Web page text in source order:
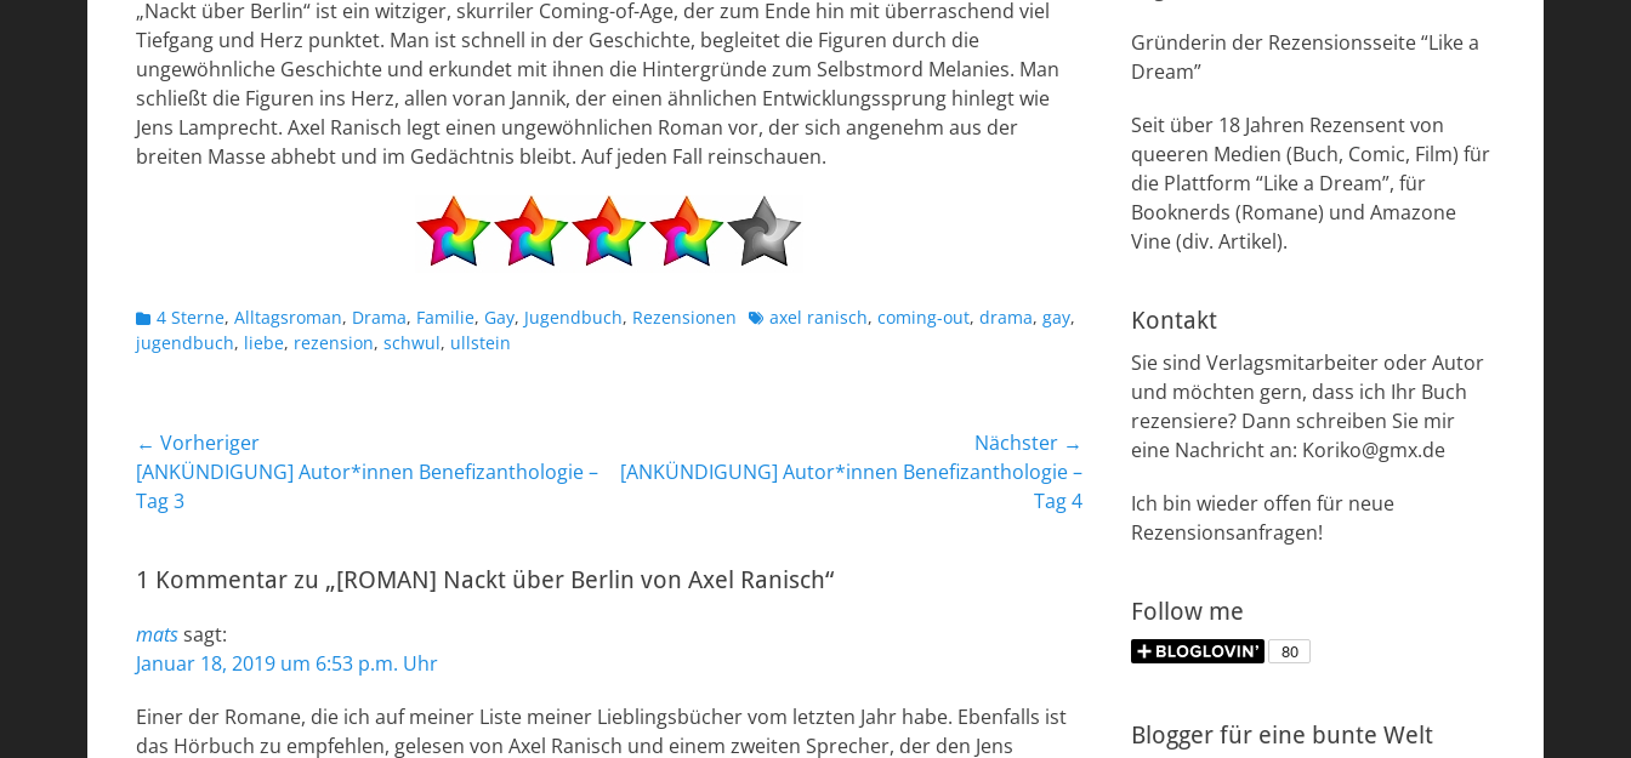
„Nackt über Berlin“ ist ein witziger, skurriler Coming-of-Age, der zum Ende hin mit überraschend viel
Tiefgang und Herz punktet. Man ist schnell in der Geschichte, begleitet die Figuren durch die
ungewöhnliche Geschichte und erkundet mit ihnen die Hintergründe zum Selbstmord Melanies. Man
schließt die Figuren ins Herz, allen voran Jannik, der einen ähnlichen Entwicklungssprung hinlegt wie
Jens Lamprecht. Axel Ranisch legt einen ungewöhnlichen Roman vor, der sich angenehm aus der
breiten Masse abhebt und im Gedächtnis bleibt. Auf jeden Fall reinschauen.
Kategorien
4 Sterne, Alltagsroman, Drama, Familie, Gay, Jugendbuch, Rezensionen Schlagworte
axel ranisch, coming-out, drama, gay,
jugendbuch, liebe, rezension, schwul, ullstein
Beitragsnavigation
← Vorheriger
Vorheriger
Beitrag:
[ANKÜNDIGUNG] Autor*innen Benefizanthologie –
Tag 3
Nächster →
Nächster
[ANKÜNDIGUNG] Autor*innen Benefizanthologie –
Tag 4
1 Kommentar zu „[ROMAN] Nackt über Berlin von Axel Ranisch“
matssagt:
Januar 18, 2019 um 6:53 p.m. Uhr
Einer der Romane, die ich auf meiner Liste meiner Lieblingsbücher vom letzten Jahr habe. Ebenfalls ist
das Hörbuch zu empfehlen, gelesen von Axel Ranisch und einem zweiten Sprecher, der den Jens
Gründerin der Rezensionsseite “Like a
Dream”
Seit über 18 Jahren Rezensent von
queeren Medien (Buch, Comic, Film) für
die Plattform “Like a Dream”, für
Booknerds (Romane) und Amazone
Vine (div. Artikel).
Kontakt
Sie sind Verlagsmitarbeiter oder Autor
und möchten gern, dass ich Ihr Buch
rezensiere? Dann schreiben Sie mir
eine Nachricht an: Koriko@gmx.de
Ich bin wieder offen für neue
Rezensionsanfragen!
Follow me
Blogger für eine bunte Welt